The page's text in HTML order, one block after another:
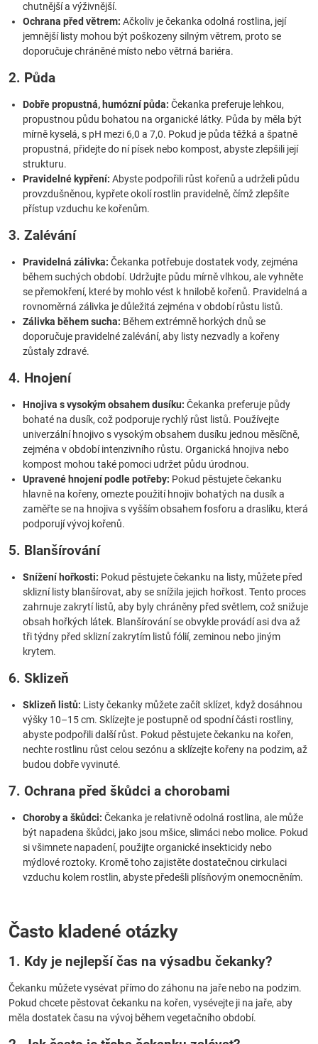
chutnější a výživnější.
Ochrana před větrem: Ačkoliv je čekanka odolná rostlina, její
jemnější listy mohou být poškozeny silným větrem, proto se
doporučuje chráněné místo nebo větrná bariéra.
2. Půda
Dobře propustná, humózní půda: Čekanka preferuje lehkou,
propustnou půdu bohatou na organické látky. Půda by měla být
mírně kyselá, s pH mezi 6,0 a 7,0. Pokud je půda těžká a špatně
propustná, přidejte do ní písek nebo kompost, abyste zlepšili její
strukturu.
Pravidelné kypření: Abyste podpořili růst kořenů a udrželi půdu
provzdušněnou, kypřete okolí rostlin pravidelně, čímž zlepšíte
přístup vzduchu ke kořenům.
3. Zalévání
Pravidelná zálivka: Čekanka potřebuje dostatek vody, zejména
během suchých období. Udržujte půdu mírně vlhkou, ale vyhněte
se přemokření, které by mohlo vést k hnilobě kořenů. Pravidelná a
rovnoměrná zálivka je důležitá zejména v období růstu listů.
Zálivka během sucha: Během extrémně horkých dnů se
doporučuje pravidelné zalévání, aby listy nezvadly a kořeny
zůstaly zdravé.
4. Hnojení
Hnojiva s vysokým obsahem dusíku: Čekanka preferuje půdy
bohaté na dusík, což podporuje rychlý růst listů. Používejte
univerzální hnojivo s vysokým obsahem dusíku jednou měsíčně,
zejména v období intenzivního růstu. Organická hnojiva nebo
kompost mohou také pomoci udržet půdu úrodnou.
Upravené hnojení podle potřeby: Pokud pěstujete čekanku
hlavně na kořeny, omezte použití hnojiv bohatých na dusík a
zaměřte se na hnojiva s vyšším obsahem fosforu a draslíku, která
podporují vývoj kořenů.
5. Blanšírování
Snížení hořkosti: Pokud pěstujete čekanku na listy, můžete před
sklizní listy blanšírovat, aby se snížila jejich hořkost. Tento proces
zahrnuje zakrytí listů, aby byly chráněny před světlem, což snižuje
obsah hořkých látek. Blanšírování se obvykle provádí asi dva až
tři týdny před sklizní zakrytím listů fólií, zeminou nebo jiným
krytem.
6. Sklizeň
Sklizeň listů: Listy čekanky můžete začít sklízet, když dosáhnou
výšky 10–15 cm. Sklízejte je postupně od spodní části rostliny,
abyste podpořili další růst. Pokud pěstujete čekanku na kořen,
nechte rostlinu růst celou sezónu a sklízejte kořeny na podzim, až
budou dobře vyvinuté.
7. Ochrana před škůdci a chorobami
Choroby a škůdci: Čekanka je relativně odolná rostlina, ale může
být napadena škůdci, jako jsou mšice, slimáci nebo molice. Pokud
si všimnete napadení, použijte organické insekticidy nebo
mýdlové roztoky. Kromě toho zajistěte dostatečnou cirkulaci
vzduchu kolem rostlin, abyste předešli plísňovým onemocněním.
Často kladené otázky
1. Kdy je nejlepší čas na výsadbu čekanky?
Čekanku můžete vysévat přímo do záhonu na jaře nebo na podzim.
Pokud chcete pěstovat čekanku na kořen, vysévejte ji na jaře, aby
měla dostatek času na vývoj během vegetačního období.